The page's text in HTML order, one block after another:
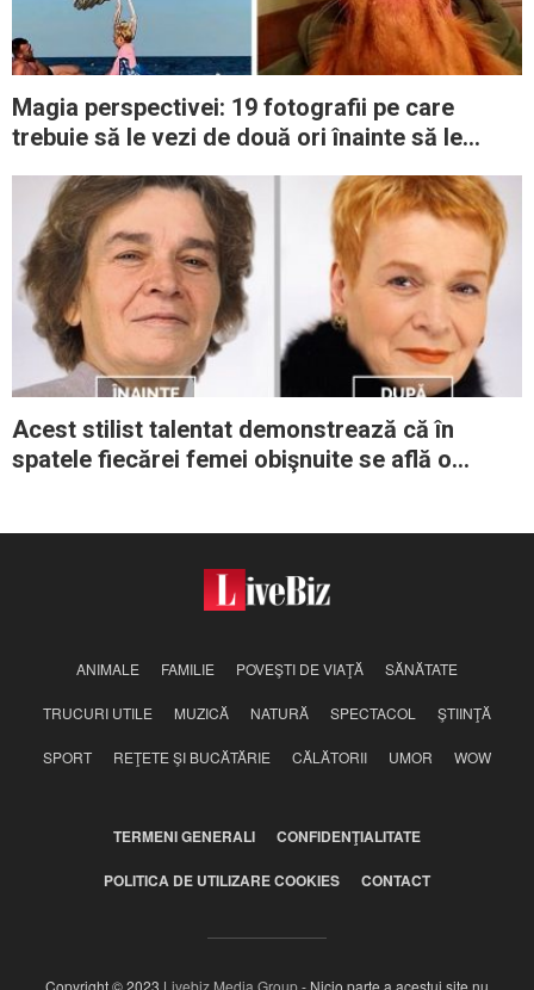
Magia perspectivei: 19 fotografii pe care
trebuie să le vezi de două ori înainte să le
Acest stilist talentat demonstrează că în
spatele fiecărei femei obişnuite se află o
ANIMALE FAMILIE POVEŞTI DE VIAŢĂ SĂNĂTATE
TRUCURI UTILE MUZICĂ NATURĂ SPECTACOL ŞTIINŢĂ
SPORT REŢETE ŞI BUCĂTĂRIE CĂLĂTORII UMOR WOW
TERMENI GENERALI CONFIDENŢIALITATE
POLITICA DE UTILIZARE COOKIES CONTACT
Copyright © 2023 Livebiz Media Group- Nicio parte a acestui site nu